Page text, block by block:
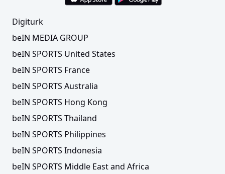
Digiturk
beIN MEDIA GROUP
beIN SPORTS United States
beIN SPORTS France
beIN SPORTS Australia
beIN SPORTS Hong Kong
beIN SPORTS Thailand
beIN SPORTS Philippines
beIN SPORTS Indonesia
beIN SPORTS Middle East and Africa